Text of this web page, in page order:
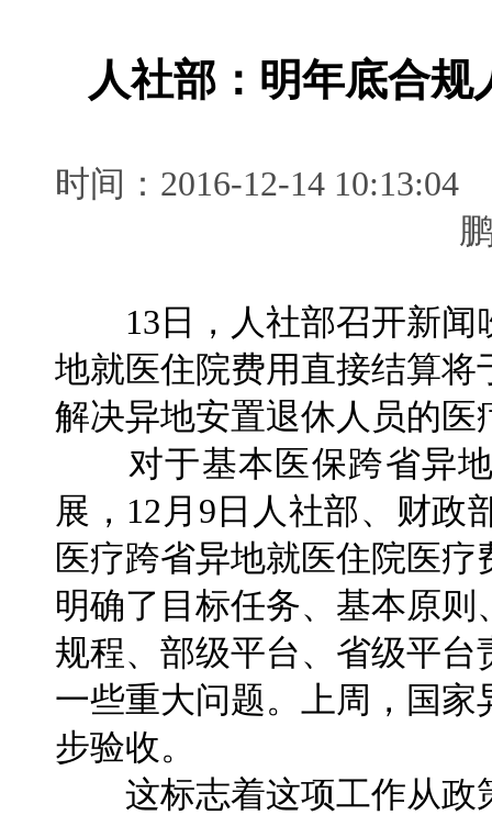
人社部：明年底合
时间：2016-12-14
13日，人社部召开新闻
地就医住院费用直接结算将
解决异地安置退休人员的医
对于基本医保跨省异地
展，12月9日人社部、财政
医疗跨省异地就医住院医
明确了目标任务、基本原
规程、部级平台、省级平
一些重大问题。上周，国
步验收。
这标志着这项工作从政